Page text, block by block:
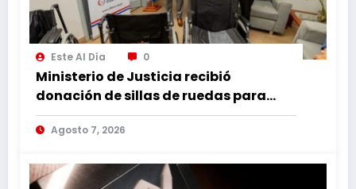
Este Al Día 0
Ministerio de Justicia recibió
donación de sillas de ruedas para
internos vulnerables
Agosto 7, 2026